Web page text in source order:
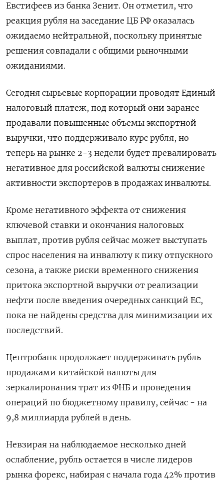
Евстифеев из банка Зенит. Он отметил, что
реакция рубля на заседание ЦБ РФ оказалась
ожидаемо нейтральной, поскольку принятые
решения совпадали с общими рыночными
ожиданиями.
Сегодня сырьевые корпорации проводят Единый
налоговый платеж, под который они заранее
продавали повышенные объемы экспортной
выручки, что поддерживало курс рубля, но
теперь на рынке 2-3 недели будет превалировать
негативное для российской валюты снижение
активности экспортеров в продажах инвалюты.
Кроме негативного эффекта от снижения
ключевой ставки и окончания налоговых
выплат, против рубля сейчас может выступать
спрос населения на инвалюту к пику отпускного
сезона, а также риски временного снижения
притока экспортной выручки от реализации
нефти после введения очередных санкций ЕС,
пока не найдены средства для минимизации их
последствий.
Центробанк продолжает поддерживать рубль
продажами китайской валюты для
зеркалирования трат из ФНБ и проведения
операций по бюджетному правилу, сейчас - на
9,8 миллиарда рублей в день.
Невзирая на наблюдаемое несколько дней
ослабление, рубль остается в числе лидеров
рынка форекс, набирая с начала года 42% против